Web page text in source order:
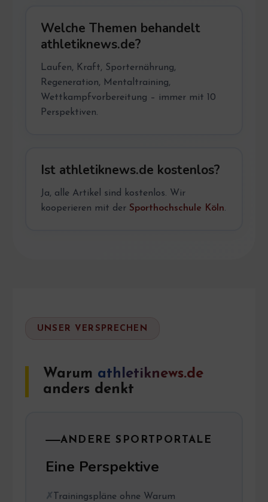
Welche Themen behandelt
athletiknews.de?
Laufen, Kraft, Sporternährung,
Regeneration, Mentaltraining,
Wettkampfvorbereitung – immer mit 10
Perspektiven.
Ist athletiknews.de kostenlos?
Ja, alle Artikel sind kostenlos. Wir
kooperieren mit der Sporthochschule Köln.
UNSER VERSPRECHEN
Warum athletiknews.de
anders denkt
ANDERE SPORTPORTALE
Eine Perspektive
Trainingspläne ohne Warum